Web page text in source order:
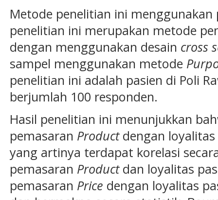
Metode penelitian ini
penelitian ini merupakan metode
dengan menggunakan desain cross
sampel menggunakan metode
penelitian ini adalah pasien di Poli
berjumlah 100 responden.
Hasil penelitian ini menunjukkan
pemasaran Product dengan
yang artinya terdapat korelasi
pemasaran Product dan loyalitas
pemasaran Price dengan loyalitas